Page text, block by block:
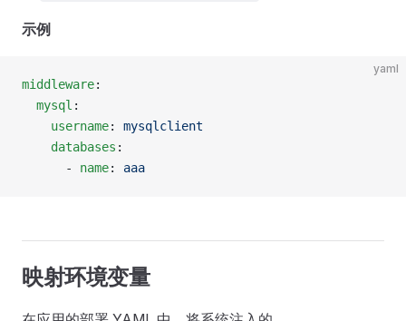
示例
yaml
middleware:
  mysql
:
    username
: mysqlclient
    databases
:
      -
name: aaa
映射环境变量